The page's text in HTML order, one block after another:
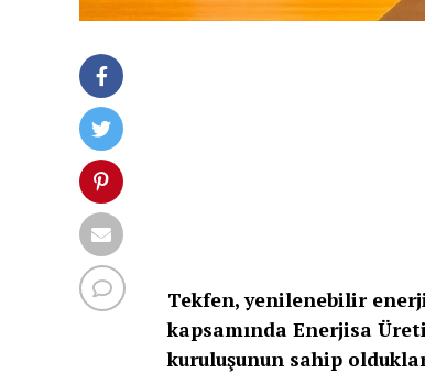
Tekfen, yenilenebilir
kapsamında Enerjisa
kuruluşunun sahip